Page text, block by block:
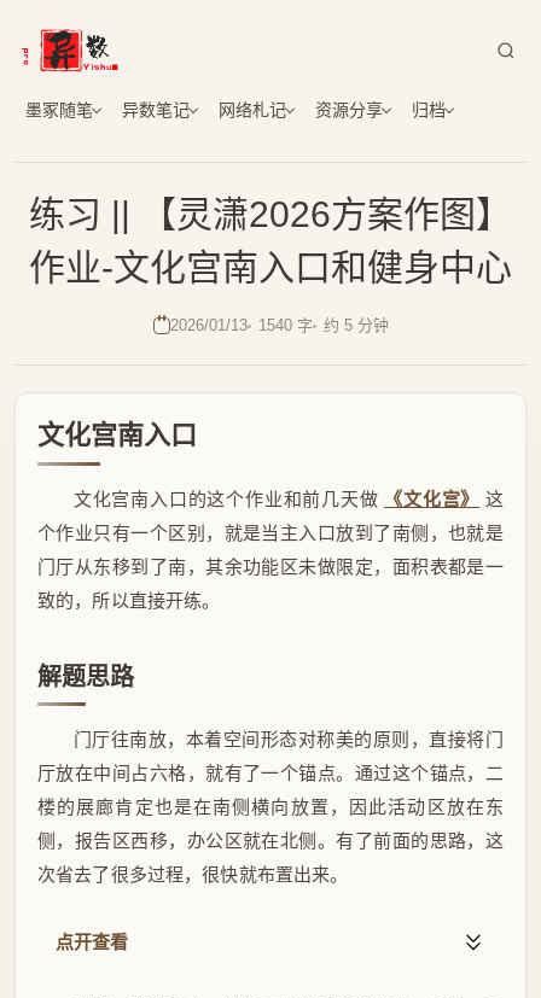
墨冢随笔 异数笔记 网络札记 资源分享 归档
练习 || 【灵潇2026方案作图】
作业-文化宫南入口和健身中心
2026/01/13 1540 字 约 5 分钟
文化宫南入口
文化宫南入口的这个作业和前几天做 《文化宫》
这
个作业只有一个区别，就是当主入口放到了南侧，也就是
门厅从东移到了南，其余功能区未做限定，面积表都是一
致的，所以直接开练。
解题思路
门厅往南放，本着空间形态对称美的原则，直接将门
厅放在中间占六格，就有了一个锚点。通过这个锚点，二
楼的展廊肯定也是在南侧横向放置，因此活动区放在东
侧，报告区西移，办公区就在北侧。有了前面的思路，这
次省去了很多过程，很快就布置出来。
点开查看